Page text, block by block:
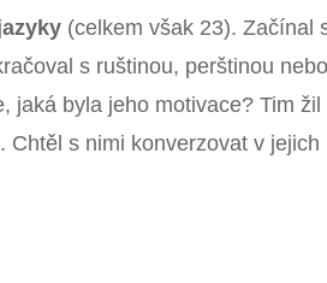
(celkem však 23). Začínal
s ruštinou, perštinou
jaká byla jeho motivace? Tim
s nimi konverzovat v